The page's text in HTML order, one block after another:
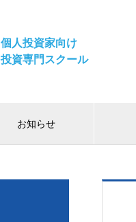
個人投資家向け
投資専門スクール
お知らせ